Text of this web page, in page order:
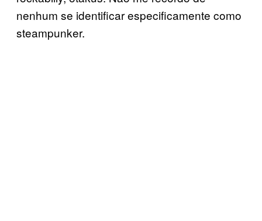
nenhum se identificar especificamente como
steampunker.